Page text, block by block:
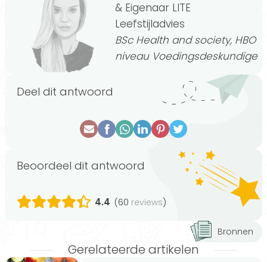
& Eigenaar LITE
Leefstijladvies
BSc Health and society, HBO
niveau Voedingsdeskundige
Deel dit antwoord
Beoordeel dit antwoord
4.4 (60 reviews)
Bronnen
Gerelateerde artikelen